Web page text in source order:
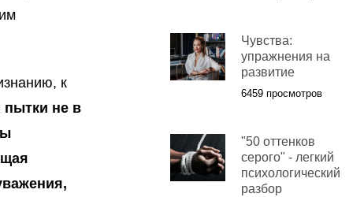
к
пытки не в
Чувства:
упражнения на
развитие
6459 просмотров
"50 оттенков
серого" - легкий
психологический
разбор